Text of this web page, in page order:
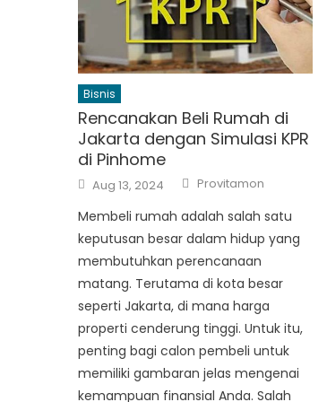
Bisnis
Rencanakan Beli Rumah di
Jakarta dengan Simulasi KPR
di Pinhome
Posted
on
Aug 13, 2024 Author
Provitamon
Membeli rumah adalah salah satu
keputusan besar dalam hidup yang
membutuhkan perencanaan
matang. Terutama di kota besar
seperti Jakarta, di mana harga
properti cenderung tinggi. Untuk itu,
penting bagi calon pembeli untuk
memiliki gambaran jelas mengenai
kemampuan finansial Anda. Salah